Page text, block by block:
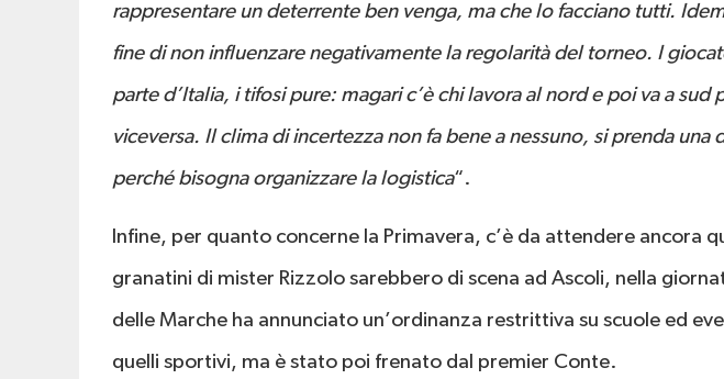
rappresentare un deterrente ben venga, ma che lo facciano tutti.
fine di non influenzare negativamente la regolarità del torneo. I
parte d’Italia, i tifosi pure: magari c’è chi lavora al nord e poi va a sud
viceversa. Il clima di incertezza non fa bene a nessuno, si prenda una
perché bisogna organizzare la logistica“.
Infine, per quanto concerne la Primavera, c’è da attendere ancora
granatini di mister Rizzolo sarebbero di scena ad Ascoli, nella
delle Marche ha annunciato un’ordinanza restrittiva su scuole ed
quelli sportivi, ma è stato poi frenato dal premier Conte.